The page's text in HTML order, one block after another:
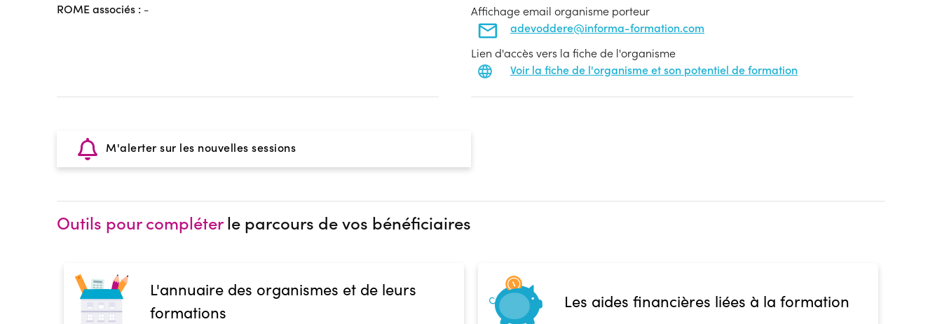
ROME associés : -
Affichage email organisme porteur
adevoddere@informa-formation.com
Lien d'accès vers la fiche de l'organisme
Voir la fiche de l'organisme et son potentiel de formation
M'alerter sur les nouvelles sessions
Outils pour compléterle parcours de vos bénéficiaires
L'annuaire des organismes et de leurs
formations
Les aides financières liées à la formation